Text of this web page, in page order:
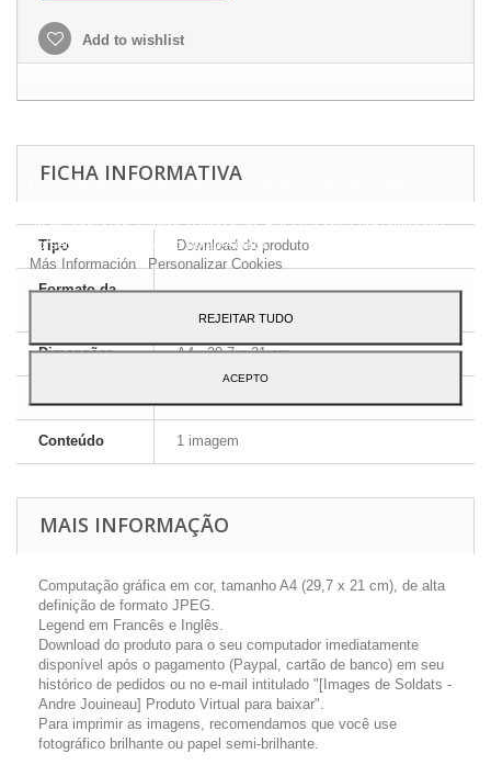
Add to wishlist
FICHA INFORMATIVA
Tipo Download do produto
Formato da
Dimensões A4 - 29,7 x 21 cm
Conteúdo 1 imagem
MAIS INFORMAÇÃO
Computação gráfica em cor, tamanho A4 (29,7 x 21 cm), de alta
definição de formato JPEG.
Legend em Francês e Inglês.
Download do produto para o seu computador imediatamente
disponível após o pagamento (Paypal, cartão de banco) em seu
histórico de pedidos ou no e-mail intitulado "[Images de Soldats -
Andre Jouineau] Produto Virtual para baixar".
Para imprimir as imagens, recomendamos que você use
fotográfico brilhante ou papel semi-brilhante.
Este site usa cookies próprios e de terceiros para melhorar nossos
analisando seus hábitos navegação. Para dar seu consentimento
ao seu uso, pressione o botão Aceito.
Más Información
Personalizar Cookies
REJEITAR TUDO
ACEPTO